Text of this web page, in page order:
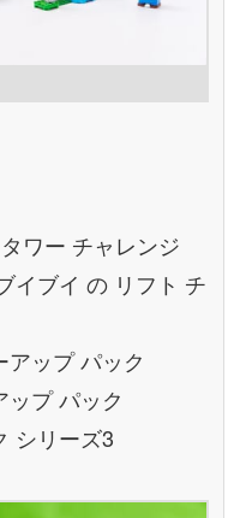
ワー チャレンジ
イブイ の リフト チ
アップ パック
ップ パック
シリーズ3